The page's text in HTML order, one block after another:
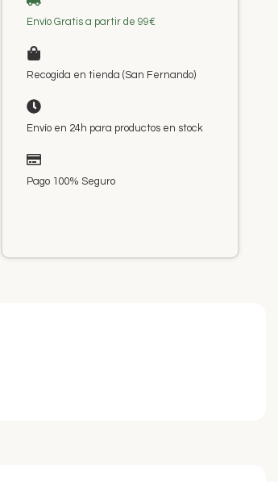
Envío Gratis a partir de 99€
Recogida en tienda (San Fernando)
Envío en 24h para productos en stock
Pago 100% Seguro